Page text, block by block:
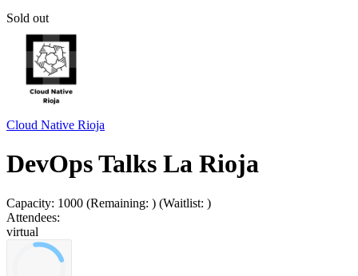
Sold out
Cloud Native Rioja
DevOps Talks La Rioja
Capacity: 1000 (Remaining: ) (Waitlist: )
Attendees:
virtual